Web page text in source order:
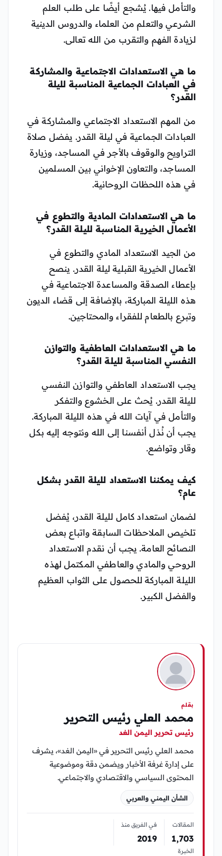
والتأمل فيها. يُشجع أيضًا على طلب العلم
الشرعي والتعلم من العلماء والدروس الدينية
لزيادة الفهم والتقرب من الله تعالى.
ما هي الاستعدادات الاجتماعية والمشاركة
في العبادات الجماعية المناسبة لليلة
القدر؟
من المهم الاستعداد الاجتماعي والمشاركة في
العبادات الجماعية في ليلة القدر. يفضل صلاة
التراويح والوقوف بالأجر في المساجد، وزيارة
المساجد، والتعاون الإخواني بين المسلمين
في هذه اللحظات الروحانية.
ما هي الاستعدادات المادية والتطوع في
الأعمال الخيرية المناسبة لليلة القدر؟
من الجيد الاستعداد المادي والتطوع في
الأعمال الخيرية القبلية ليلة القدر. ينصح
بإعطاء الصدقة والمساعدة الاجتماعية في
هذه الليلة المباركة، بالإضافة إلى قضاء الديون
وتبرع بالطعام للفقراء والمحتاجين.
ما هي الاستعدادات العاطفية والتوازن
النفسي المناسبة لليلة القدر؟
يجب الاستعداد العاطفي والتوازن النفسي
لليلة القدر. يُحث على الخشوع والتفكر
والتأمل في آيات الله في هذه الليلة المباركة.
يجب أن نُذل أنفسنا إلى الله ونتوجه إليه بكل
وقار وتواضع.
كيف يمكننا الاستعداد لليلة القدر بشكل
عام؟
لضمان استعداد كامل لليلة القدر، يُفضل
تلخيص الملاحظات السابقة واتباع بعض
النصائح العامة. يجب أن نقدم الاستعداد
الروحي والمادي والعاطفي المكتمل لهذه
الليلة المباركة للحصول على الثواب العظيم
والفضل الكبير.
بقلم
محمد العلي رئيس التحرير
رئيس تحرير اليمن الغد
محمد العلي رئيس التحرير في «اليمن الغد»، يشرف
على إدارة غرفة الأخبار ويضمن دقة وموضوعية
المحتوى السياسي والاقتصادي والاجتماعي.
الشأن اليمني والعربي
المقالات
1٬703
في الفريق منذ
2019
الخبرة